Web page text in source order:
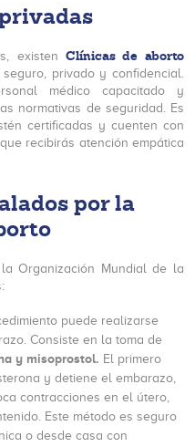
existen Clínicas de aborto
privado y confidencial.
médico capacitado y
normativas de seguridad. Es
certificadas y cuenten con
recibirás atención empática
por la
Organización Mundial de la
puede realizarse
Consiste en la toma de
y misoprostol. El primero
y detiene el embarazo,
contracciones en el útero,
Este método es seguro
o desde casa con